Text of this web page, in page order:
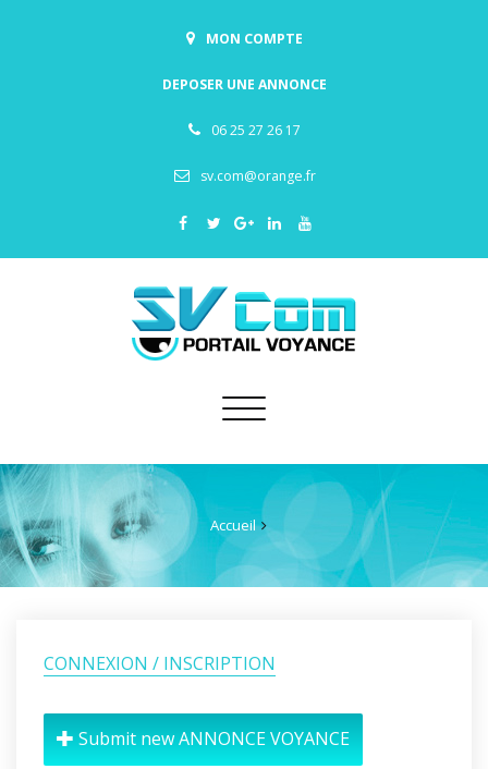
MON COMPTE
DEPOSER UNE ANNONCE
06 25 27 26 17
sv.com@orange.fr
Toggle
Accueil
CONNEXION / INSCRIPTION
Submit new ANNONCE VOYANCE